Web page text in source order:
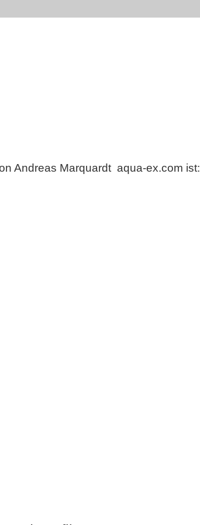
Andreas Marquardt aqua-ex.com ist: